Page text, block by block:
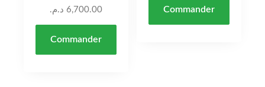
6,700.00 د.م.
Commander
Commander